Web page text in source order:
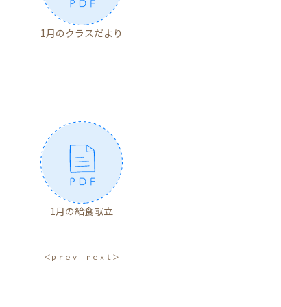
1月のクラスだより
1月の給食献立
＜ｐｒｅｖ ｎｅｘｔ＞